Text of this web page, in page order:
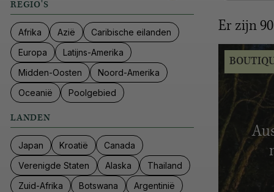
REGIO'S
Afrika Azië
Caribische eilanden
Europa
Latijns-Amerika
Midden-Oosten
Noord-Amerika
Oceanië
Poolgebied
LANDEN
Japan Kroatië
Canada
Verenigde Staten
Alaska
Thailand
Zuid-Afrika
Botswana
Argentinië
Er zijn 90